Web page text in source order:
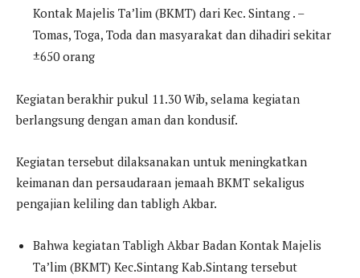
Kontak Majelis Ta’lim (BKMT) dari Kec. Sintang . –
Tomas, Toga, Toda dan masyarakat dan dihadiri sekitar
±650 orang
Kegiatan berakhir pukul 11.30 Wib, selama kegiatan
berlangsung dengan aman dan kondusif.
Kegiatan tersebut dilaksanakan untuk meningkatkan
keimanan dan persaudaraan jemaah BKMT sekaligus
pengajian keliling dan tabligh Akbar.
Bahwa kegiatan Tabligh Akbar Badan Kontak Majelis
Ta’lim (BKMT) Kec.Sintang Kab.Sintang tersebut